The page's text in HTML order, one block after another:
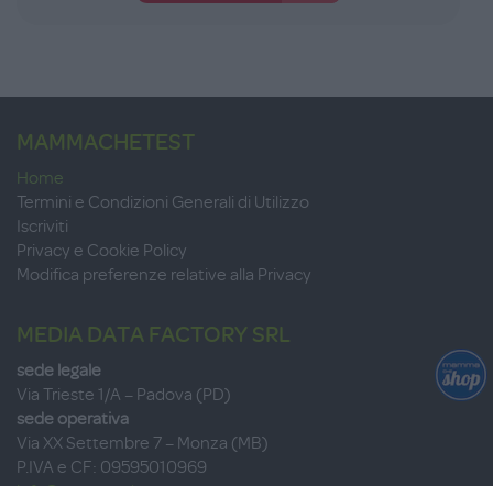
MAMMACHETEST
Home
Termini e Condizioni Generali di Utilizzo
Iscriviti
Privacy e Cookie Policy
Modifica preferenze relative alla Privacy
MEDIA DATA FACTORY SRL
sede legale
Via Trieste 1/A – Padova (PD)
sede operativa
Via XX Settembre 7 – Monza (MB)
P.IVA e CF: 09595010969